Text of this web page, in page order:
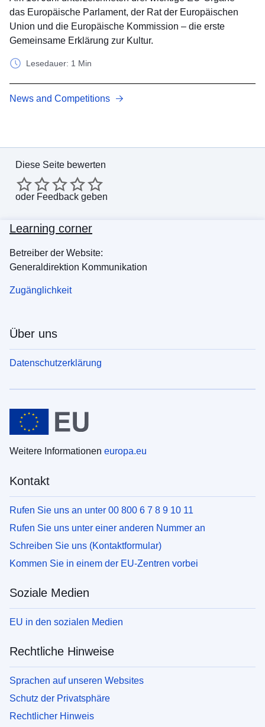
das Europäische Parlament, der Rat der Europäischen
Union und die Europäische Kommission – die erste
Gemeinsame Erklärung zur Kultur.
Lesedauer: 1 Min
News and Competitions
Diese Seite bewerten
oder Feedback geben
Learning corner
Betreiber der Website:
Generaldirektion Kommunikation
Zugänglichkeit
Über uns
Datenschutzerklärung
Weitere Informationen europa.eu
Kontakt
Rufen Sie uns an unter 00 800 6 7 8 9 10 11
Rufen Sie uns unter einer anderen Nummer an
Schreiben Sie uns (Kontaktformular)
Kommen Sie in einem der EU-Zentren vorbei
Soziale Medien
EU in den sozialen Medien
Rechtliche Hinweise
Sprachen auf unseren Websites
Schutz der Privatsphäre
Rechtlicher Hinweis